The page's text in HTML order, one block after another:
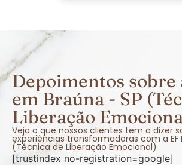
Depoimentos sobre
em Braúna - SP
Liberação
Veja o que nossos clientes tem a dizer
experiências transformadoras com a
(Técnica de Liberação Emocional)
[trustindex no-registration=google]